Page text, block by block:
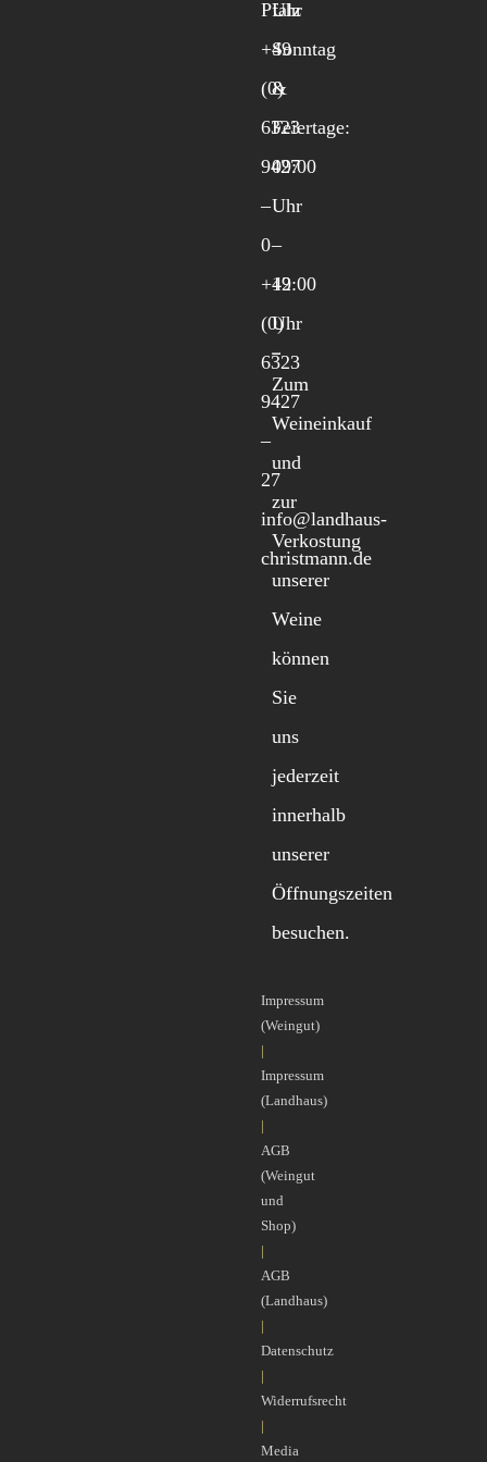
Pfalz
+49
(0)
6323
9427
–
0
+49
(0)
6323
9427
–
27
info@landhaus-
christmann.de
Uhr
Sonntag
&
Feiertage:
09:00
Uhr
–
12:00
Uhr
Zum
Weineinkauf
und
zur
Verkostung
unserer
Weine
können
Sie
uns
jederzeit
innerhalb
unserer
Öffnungszeiten
besuchen.
Impressum
(Weingut)
|
Impressum
(Landhaus)
|
AGB
(Weingut
und
Shop)
|
AGB
(Landhaus)
|
Datenschutz
|
Widerrufsrecht
|
Media